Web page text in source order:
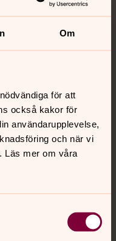
Om
för att
också kakor för
användarupplevelse,
och när vi
Läs mer om våra
+46(761)299707
+46(76)1461703